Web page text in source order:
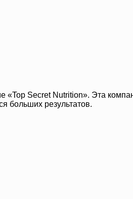
«Top Secret Nutrition». Эта
больших результатов.